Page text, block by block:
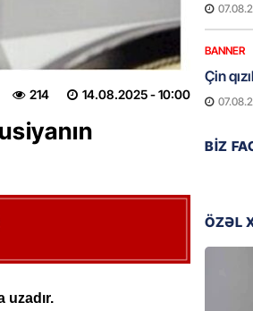
14.08.2025- 10:00
214
uzadır.
BANNER
Çin
GÜNDƏM
BIZ
ÖZƏL